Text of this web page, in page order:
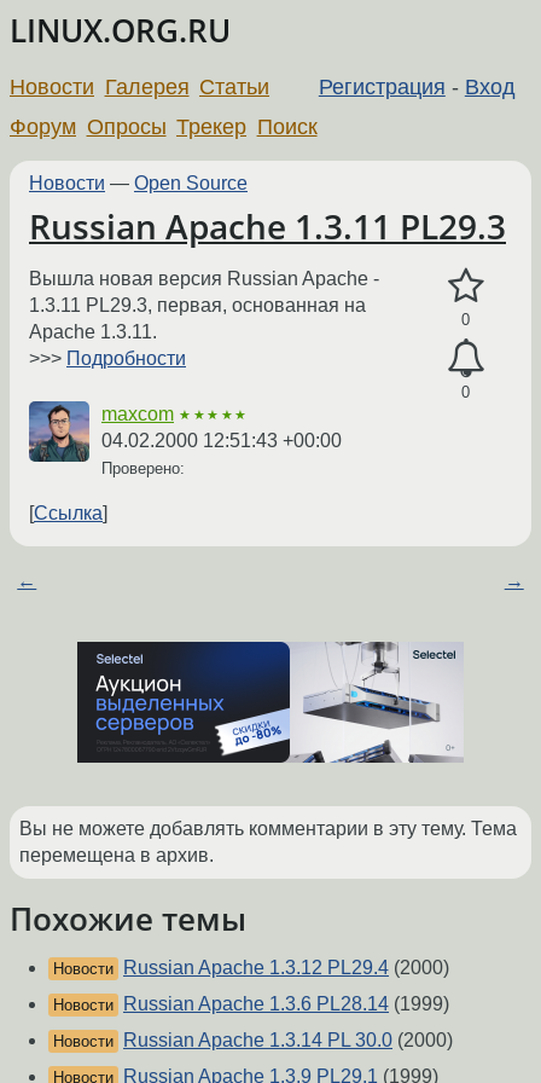
LINUX.ORG.RU
Регистрация - Вход
Новости Галерея Статьи
Форум Опросы Трекер Поиск
Новости — Open Source
Russian Apache 1.3.11 PL29.3
0
0
Вышла новая версия Russian Apache -
1.3.11 PL29.3, первая, основанная на
Apache 1.3.11.
>>> Подробности
maxcom ★★★★★
04.02.2000 12:51:43 +00:00
Проверено:
Ссылка
← →
Вы не можете добавлять комментарии в эту тему. Тема
перемещена в архив.
Похожие темы
Новости Russian Apache 1.3.12 PL29.4 (2000)
Новости Russian Apache 1.3.6 PL28.14 (1999)
Новости Russian Apache 1.3.14 PL 30.0 (2000)
Новости Russian Apache 1.3.9 PL29.1 (1999)